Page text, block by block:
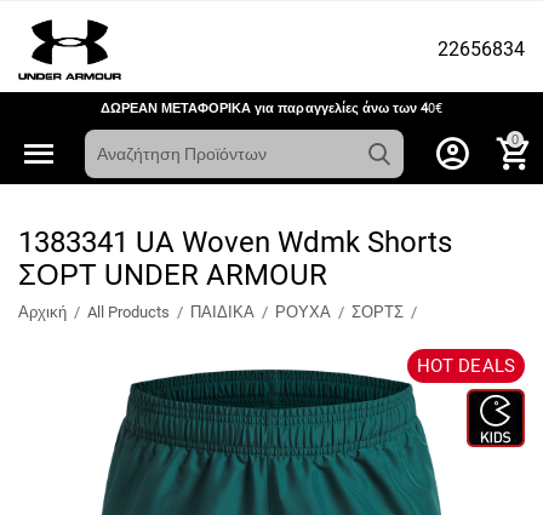
22656834
0
ΔΩΡΕΑΝ ΜΕΤΑΦΟΡΙΚΑ για παραγγελίες άνω των 40€
1383341 UA Woven Wdmk Shorts
ΣΟΡΤ UNDER ARMOUR
Αρχική / All Products / ΠΑΙΔΙΚΑ / ΡΟΥΧΑ / ΣΟΡΤΣ /
HOT DEALS